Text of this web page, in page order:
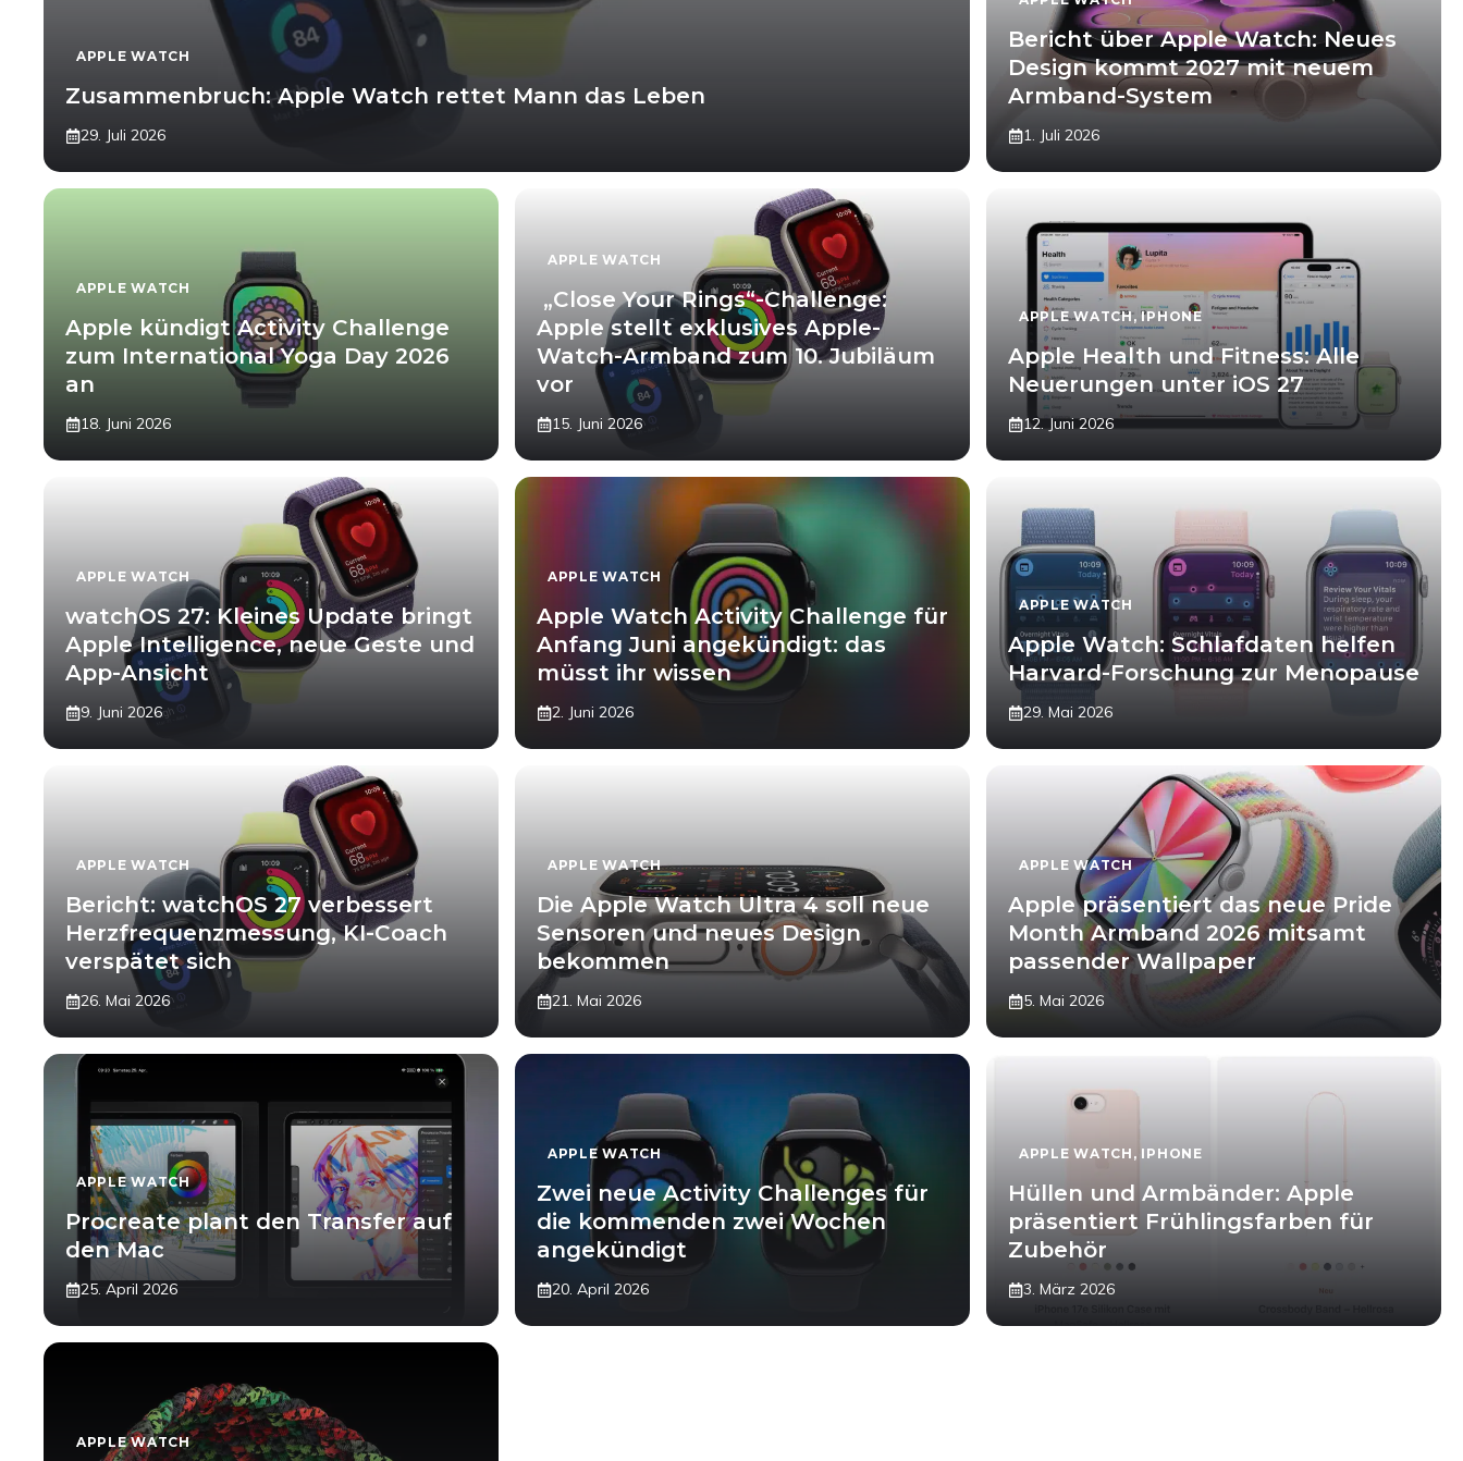
APPLE WATCH
Zusammenbruch: Apple Watch rettet Mann das Leben
29. Juli 2026
Bericht über Apple Watch: Neues
Design kommt 2027 mit neuem
Armband-System
1. Juli 2026
APPLE WATCH
Apple kündigt Activity Challenge
zum International Yoga Day 2026
an
18. Juni 2026
APPLE WATCH
„Close Your Rings“-Challenge:
Apple stellt exklusives Apple-
Watch-Armband zum 10. Jubiläum
vor
15. Juni 2026
APPLE WATCH,IPHONE
Apple Health und Fitness: Alle
Neuerungen unter iOS 27
12. Juni 2026
APPLE WATCH
watchOS 27: Kleines Update bringt
Apple Intelligence, neue Geste und
App-Ansicht
9. Juni 2026
APPLE WATCH
Apple Watch Activity Challenge für
Anfang Juni angekündigt: das
müsst ihr wissen
2. Juni 2026
APPLE WATCH
Apple Watch: Schlafdaten helfen
Harvard-Forschung zur Menopause
29. Mai 2026
APPLE WATCH
Bericht: watchOS 27 verbessert
Herzfrequenzmessung, KI-Coach
verspätet sich
26. Mai 2026
APPLE WATCH
Die Apple Watch Ultra 4 soll neue
Sensoren und neues Design
bekommen
21. Mai 2026
APPLE WATCH
Apple präsentiert das neue Pride
Month Armband 2026 mitsamt
passender Wallpaper
5. Mai 2026
APPLE WATCH
Procreate plant den Transfer auf
den Mac
25. April 2026
APPLE WATCH
Zwei neue Activity Challenges für
die kommenden zwei Wochen
angekündigt
20. April 2026
APPLE WATCH , IPHONE
Hüllen und Armbänder: Apple
präsentiert Frühlingsfarben für
Zubehör
3. März 2026
APPLE WATCH